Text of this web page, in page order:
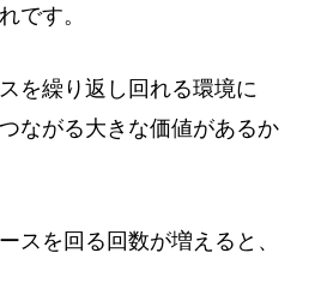
です。
を繰り返し回れる環境に
ながる大きな価値があるか
スを回る回数が増えると、